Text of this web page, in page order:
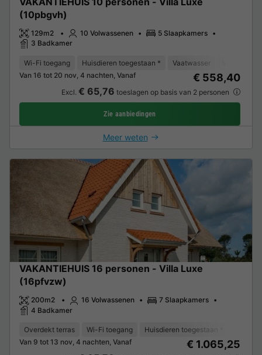
(10pbgvh)
129m2 10 Volwassenen
5 Slaapkamers
3 Badkamer
Wi-Fi toegang Huisdieren toegestaan * Vaatwasser
Van 16 tot 20 nov, 4 nachten, Vanaf
€ 558,40
Excl. € 65,76 toeslagen op basis van 2 personen
Zie aanbiedingen
Meer weten
VAKANTIEHUIS 16 personen - Villa Luxe
(16pfvzw)
200m2 16 Volwassenen
7 Slaapkamers
4 Badkamer
Overdekt terras Wi-Fi toegang Huisdieren toegestaan *
Van 9 tot 13 nov, 4 nachten, Vanaf
€ 1.065,25